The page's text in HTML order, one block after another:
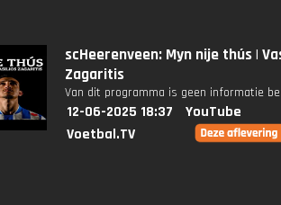
scHeerenveen: Myn nije thús |
Zagaritis
Van dit programma is geen informatie
12-06-2025 18:37
YouTube
Voetbal.TV